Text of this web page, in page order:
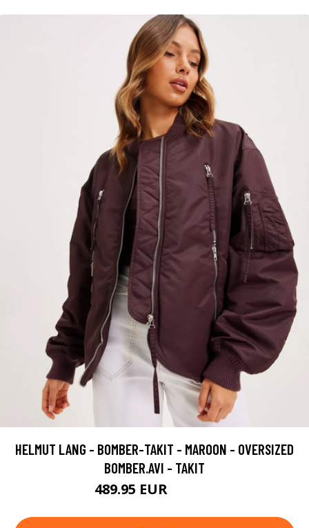
HELMUT LANG - BOMBER-TAKIT - MAROON - OVERSIZED
BOMBER.AVI - TAKIT
489.95 EUR